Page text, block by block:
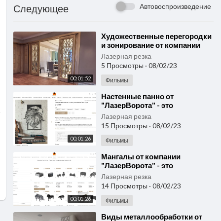
Следующее Автовоспроизведение
00:01:52
⁣Художественные перегородки
и зонирование от компании
"ЛазерВорота" - это
идеальное решение
Лазерная резка
5 Просмотры · 08/02/23
Фильмы
00:01:26
⁣Настенные панно от
"ЛазерВорота" - это
уникальное сочетание
искусства и современных
технол
Лазерная резка
15 Просмотры · 08/02/23
Фильмы
00:01:26
⁣Мангалы от компании
"ЛазерВорота" - это
идеальное решение для
любителей отдыха на свежем
Лазерная резка
14 Просмотры · 08/02/23
Фильмы
⁣Виды металлообработки от